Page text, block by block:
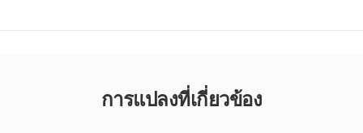
การแปลงที่เกี่ยวข้อง